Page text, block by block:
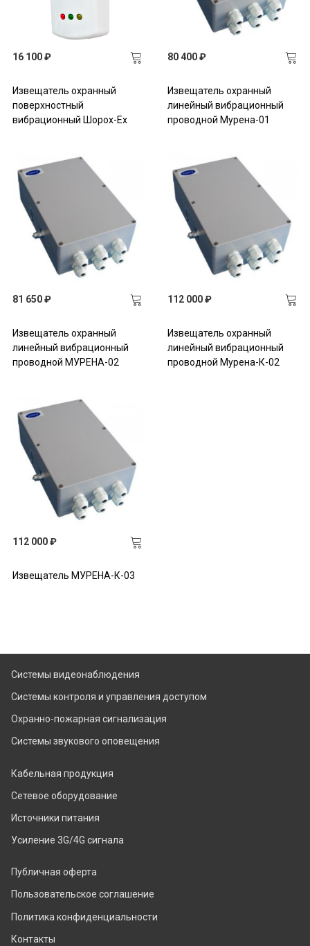
16 100 ₽
Извещатель охранный
поверхностный
вибрационный Шорох-Ех
80 400 ₽
Извещатель охранный
линейный вибрационный
проводной Мурена-01
81 650 ₽
Извещатель охранный
линейный вибрационный
проводной МУРЕНА-02
112 000 ₽
Извещатель охранный
линейный вибрационный
проводной Мурена-К-02
112 000 ₽
Извещатель МУРЕНА-К-03
Системы видеонаблюдения
Системы контроля и управления доступом
Охранно-пожарная сигнализация
Системы звукового оповещения
Кабельная продукция
Сетевое оборудование
Источники питания
Усиление 3G/4G сигнала
Публичная оферта
Пользовательское соглашение
Политика конфиденциальности
Контакты